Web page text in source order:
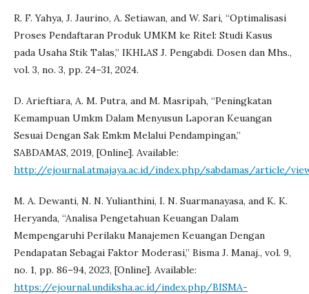
R. F. Yahya, J. Jaurino, A. Setiawan, and W. Sari, “Optimalisasi
Proses Pendaftaran Produk UMKM ke Ritel: Studi Kasus
pada Usaha Stik Talas,” IKHLAS J. Pengabdi. Dosen dan Mhs.,
vol. 3, no. 3, pp. 24–31, 2024.
D. Arieftiara, A. M. Putra, and M. Masripah, “Peningkatan
Kemampuan Umkm Dalam Menyusun Laporan Keuangan
Sesuai Dengan Sak Emkm Melalui Pendampingan,”
SABDAMAS, 2019, [Online]. Available:
http://ejournal.atmajaya.ac.id/index.php/sabdamas/article/
M. A. Dewanti, N. N. Yulianthini, I. N. Suarmanayasa, and K. K.
Heryanda, “Analisa Pengetahuan Keuangan Dalam
Mempengaruhi Perilaku Manajemen Keuangan Dengan
Pendapatan Sebagai Faktor Moderasi,” Bisma J. Manaj., vol. 9,
no. 1, pp. 86–94, 2023, [Online]. Available:
https://ejournal.undiksha.ac.id/index.php/BISMA-